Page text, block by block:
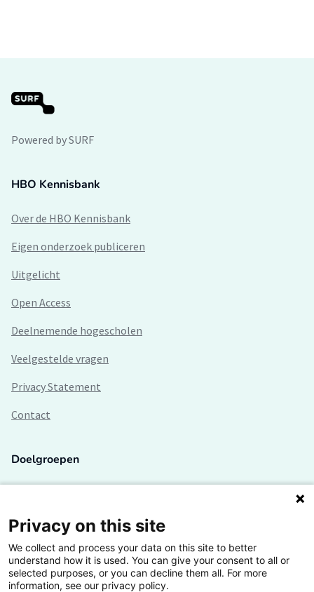
Powered by SURF
HBO Kennisbank
Over de HBO Kennisbank
Eigen onderzoek publiceren
Uitgelicht
Open Access
Deelnemende hogescholen
Veelgestelde vragen
Privacy Statement
Contact
Doelgroepen
Lectoren en onderzoekers
Bedrijven
Hogescholen
Privacy on this site
We collect and process your data on this site to better
understand how it is used. You can give your consent to all or
selected purposes, or you can decline them all. For more
information, see our privacy policy.